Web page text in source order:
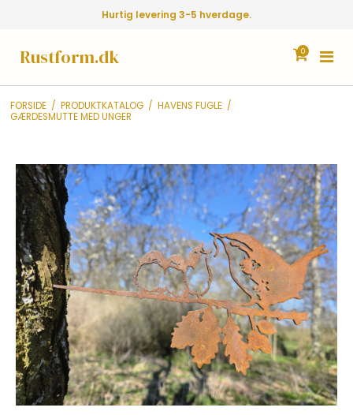
Hurtig levering 3-5 hverdage.
Rustform.dk 0
FORSIDE / PRODUKTKATALOG / HAVENS FUGLE /
GÆRDESMUTTE MED UNGER